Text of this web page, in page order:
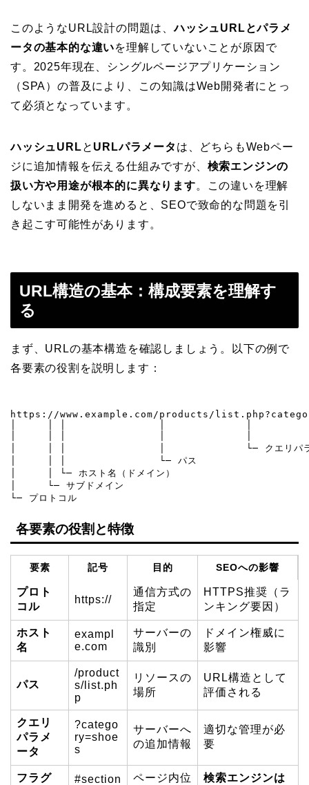
このようなURL設計の問題は、ハッシュURLとパラメ
ータの基本的な違いを理解していないことが原因で
す。2025年現在、シングルページアプリケーション
（SPA）の普及により、この知識はWeb開発者にとっ
て必須となっています。
ハッシュURLと URLパラメータ は、どちらもWebペー
ジに追加情報を伝える仕組みですが、 検索エンジンの
扱い方や用途が根本的に異なります。この違いを理解
しないまま開発を進めると、SEOで致命的な問題を引
き起こす可能性があります。
URL構造の基本：構成要素を理解す
る
まず、URLの基本構造を確認しましょう。以下の例で
各要素の役割を説明します：
https://www.example.com/products/
│     │ │               │             └─ クエリパラ
│     │ │               └─ パス
│     │ └─ ホスト名（ドメイン）
│     └─ サブドメイン
└─ プロトコル
各要素の役割と特徴
要素 記号 目的 SEOへの影響
プロト
コル
https://
通信方式の
指定
HTTPS推奨（ラ
ンキング要因）
ホスト
名
exampl
e.com
サーバーの
識別
ドメイン権威に
影響
パス
/product
s/list.ph
p
リソースの
場所
URL構造として
評価される
クエリ
パラメ
ータ
?catego
ry=shoe
s
サーバーへ
の追加情報
適切な管理が必
要
フラグ #section ページ内位 検索エンジンは